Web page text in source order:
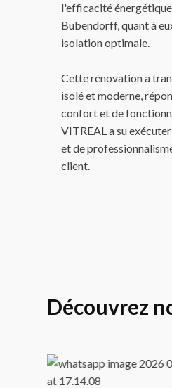
l'efficacité
Bubendorff, quant à
isolation optimale.
Cette rénovation a
isolé et moderne,
confort et de
VITREAL a su
et de
client.
Découvrez